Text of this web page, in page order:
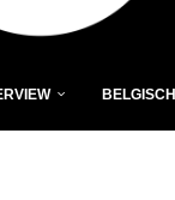
BELGISCH